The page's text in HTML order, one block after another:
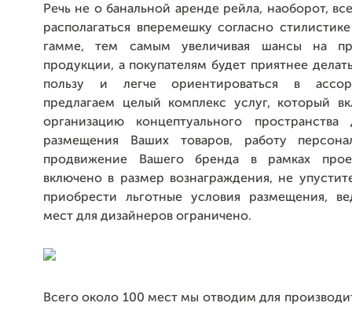
Речь не о банальной аренде рейла, наоборот,
располагаться вперемешку согласно
гамме, тем самым увеличивая шансы на
продукции, а покупателям будет приятнее
пользу и легче ориентироваться в
предлагаем целый комплекс услуг, который
организацию концептуального
размещения Ваших товаров, работу
продвижение Вашего бренда в рамках
включено в размер вознаграждения, не
приобрести льготные условия размещения,
мест для дизайнеров ограничено.
Всего около 100 мест мы отводим для